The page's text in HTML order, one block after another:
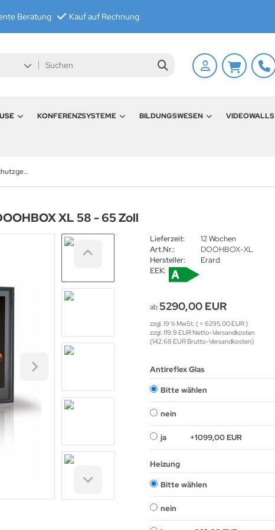
Beratung Kauf auf Rechnung
KONFERENZSYSTEME BILDUNGSWESEN VIDEOWALLS
Outdoor Monitor Schutzgehäuse DOOHBOX XL 58 - 65 Zoll
XL 58 - 65 Zoll
Lieferzeit:
12 Wochen
Art.Nr.:
DOOHBOX-XL
Hersteller:
Erard
EEK:
ab5290,00 EUR
zzgl. 19 % MwSt. ( = 6295.00 EUR )
zzgl. 119.9 EUR Netto-Versandkosten
(142.68 EUR Brutto-Versandkosten)
Antireflex Glas
Bitte wählen
nein
ja +1099,00 EUR
Heizung
Bitte wählen
nein